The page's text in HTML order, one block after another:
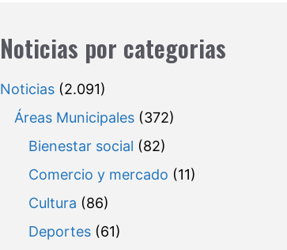
Noticias por categorias
Noticias(2.091)
Áreas Municipales(372)
Bienestar social (82)
Comercio y mercado (11)
Cultura (86)
Deportes(61)